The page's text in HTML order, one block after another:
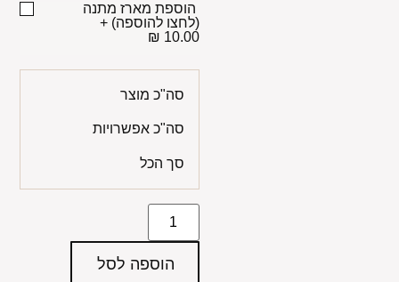
הוספת מארז מתנה
(לחצו להוספה) +
10.00 ₪
סה"כ מוצר
סה"כ אפשרויות
סך הכל
הוספה לסל